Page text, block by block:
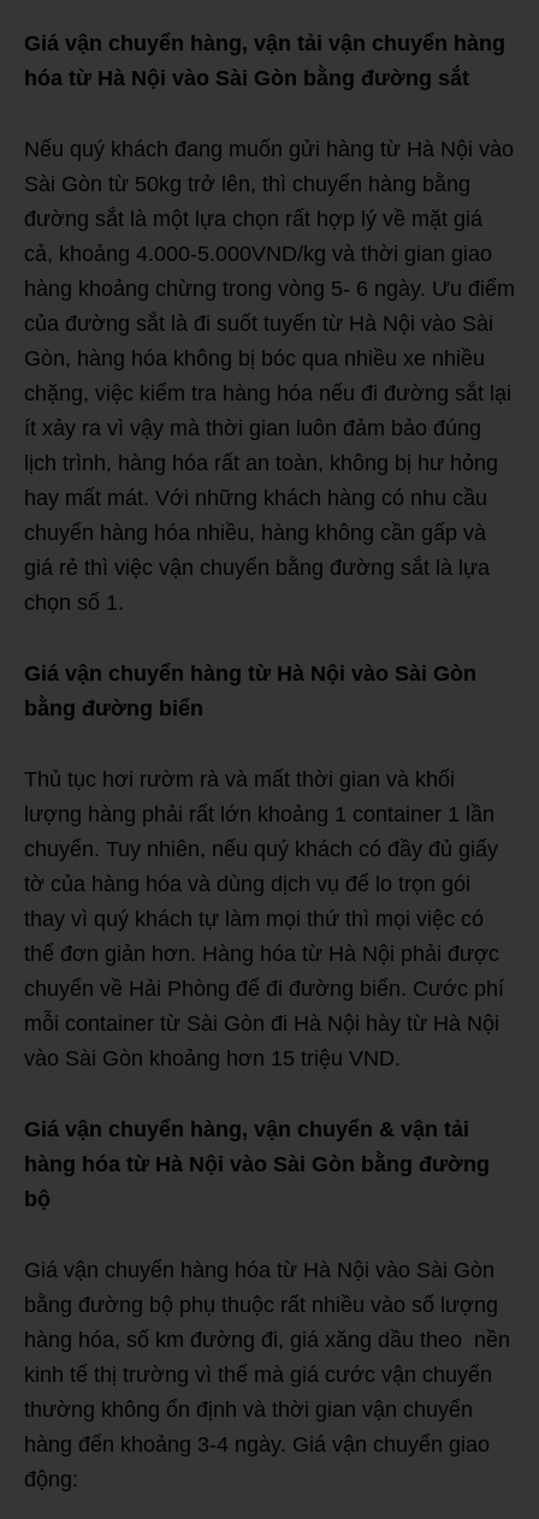
Giá vận chuyển hàng, vận tải vận chuyển hàng
hóa từ Hà Nội vào Sài Gòn bằng đường sắt
Nếu quý khách đang muốn gửi hàng từ Hà Nội vào
Sài Gòn từ 50kg trở lên, thì chuyển hàng bằng
đường sắt là một lựa chọn rất hợp lý về mặt giá
cả, khoảng 4.000-5.000VND/kg và thời gian giao
hàng khoảng chừng trong vòng 5- 6 ngày. Ưu điểm
của đường sắt là đi suốt tuyến từ Hà Nội vào Sài
Gòn, hàng hóa không bị bóc qua nhiều xe nhiều
chặng, việc kiểm tra hàng hóa nếu đi đường sắt lại
ít xảy ra vì vậy mà thời gian luôn đảm bảo đúng
lịch trình, hàng hóa rất an toàn, không bị hư hỏng
hay mất mát. Với những khách hàng có nhu cầu
chuyển hàng hóa nhiều, hàng không cần gấp và
giá rẻ thì việc vận chuyển bằng đường sắt là lựa
chọn số 1.
Giá vận chuyển hàng từ Hà Nội vào Sài Gòn
bằng đường biển
Thủ tục hơi rườm rà và mất thời gian và khối
lượng hàng phải rất lớn khoảng 1 container 1 lần
chuyển. Tuy nhiên, nếu quý khách có đầy đủ giấy
tờ của hàng hóa và dùng dịch vụ để lo trọn gói
thay vì quý khách tự làm mọi thứ thì mọi việc có
thể đơn giản hơn. Hàng hóa từ Hà Nội phải được
chuyển về Hải Phòng để đi đường biển. Cước phí
mỗi container từ Sài Gòn đi Hà Nội hày từ Hà Nội
vào Sài Gòn khoảng hơn 15 triệu VND.
Giá vận chuyển hàng, vận chuyển & vận tải
hàng hóa từ Hà Nội vào Sài Gòn bằng đường
bộ
Giá vận chuyển hàng hóa từ Hà Nội vào Sài Gòn
bằng đường bộ phụ thuộc rất nhiều vào số lượng
hàng hóa, số km đường đi, giá xăng dầu theo nền
kinh tế thị trường vì thế mà giá cước vận chuyển
thường không ổn định và thời gian vận chuyển
hàng đến khoảng 3-4 ngày. Giá vận chuyển giao
động: